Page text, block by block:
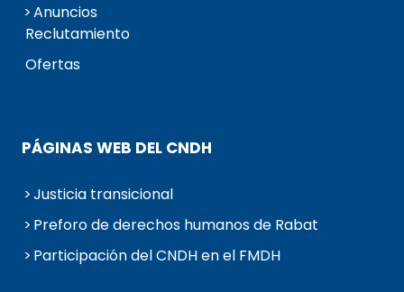
Anuncios
Reclutamiento
Ofertas
PÁGINAS WEB DEL CNDH
Justicia transicional
Preforo de derechos humanos de Rabat
Participación del CNDH en el FMDH